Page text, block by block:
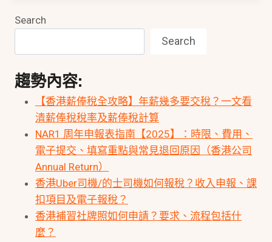
Search
Search
趨勢內容:
【香港薪俸稅全攻略】年薪幾多要交稅？一文看
清薪俸稅稅率及薪俸稅計算
NAR1 周年申報表指南【2025】：時限、費用、
電子提交、填寫重點與常見退回原因（香港公司
Annual Return）
香港Uber司機/的士司機如何報稅？收入申報、課
扣項目及電子報稅？
香港補習社牌照如何申請？要求、流程包括什
麼？